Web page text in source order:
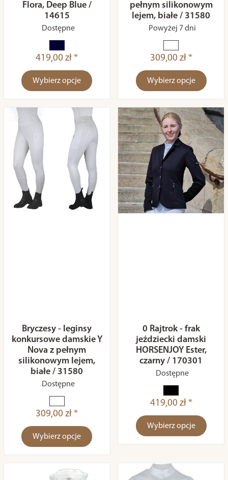
Flora, Deep Blue /
14615
Dostępne
419,00 zł *
Wybierz opcje
pełnym silikonowym
lejem, białe / 31580
Powyżej 7 dni
309,00 zł *
Wybierz opcje
Bryczesy - leginsy
konkursowe damskie Y
Nova z pełnym
silikonowym lejem,
białe / 31580
Dostępne
309,00 zł *
Wybierz opcje
0 Rajtrok - frak
jeździecki damski
HORSENJOY Ester,
czarny / 170301
Dostępne
419,00 zł *
Wybierz opcje